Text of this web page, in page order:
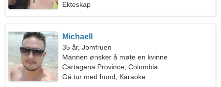
Ekteskap
Michaell
35 år, Jomfruen
Mannen ønsker å møte en kvinne
Cartagena Province, Colombia
Gå tur med hund, Karaoke